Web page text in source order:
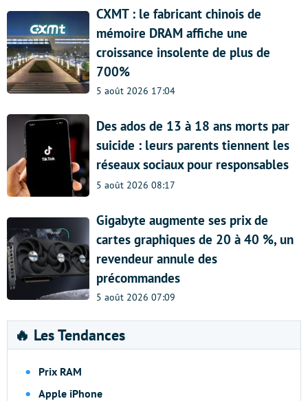
CXMT : le fabricant chinois de
mémoire DRAM affiche une
croissance insolente de plus de
700%
5 août 2026 17:04
Des ados de 13 à 18 ans morts par
suicide : leurs parents tiennent les
réseaux sociaux pour responsables
5 août 2026 08:17
Gigabyte augmente ses prix de
cartes graphiques de 20 à 40 %, un
revendeur annule des
précommandes
5 août 2026 07:09
🔥 Les Tendances
Prix RAM
Apple iPhone